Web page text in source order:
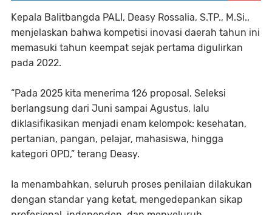
Kepala Balitbangda PALI, Deasy Rossalia, S.TP., M.Si.,
menjelaskan bahwa kompetisi inovasi daerah tahun ini
memasuki tahun keempat sejak pertama digulirkan
pada 2022.
“Pada 2025 kita menerima 126 proposal. Seleksi
berlangsung dari Juni sampai Agustus, lalu
diklasifikasikan menjadi enam kelompok: kesehatan,
pertanian, pangan, pelajar, mahasiswa, hingga
kategori OPD,” terang Deasy.
Ia menambahkan, seluruh proses penilaian dilakukan
dengan standar yang ketat, mengedepankan sikap